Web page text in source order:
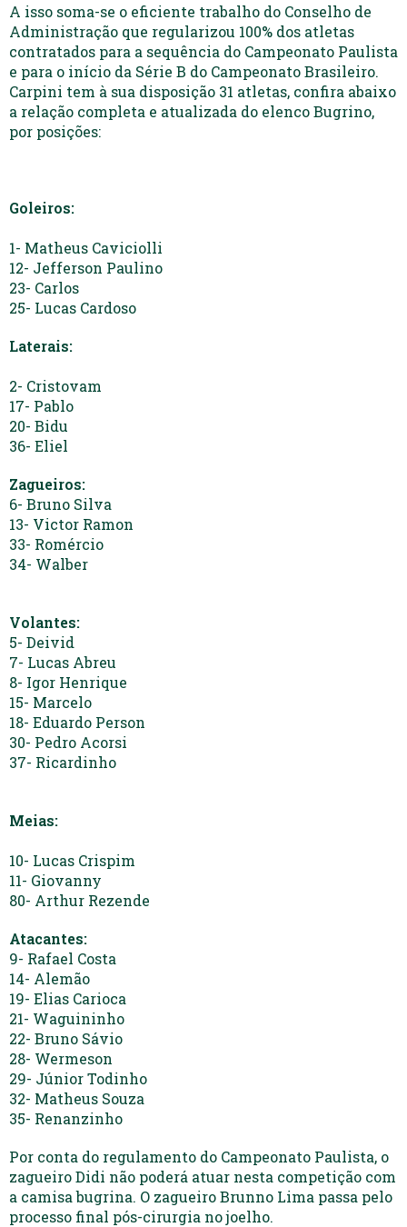
A isso soma-se o eficiente trabalho do Conselho de
Administração que regularizou 100% dos atletas
contratados para a sequência do Campeonato Paulista
e para o início da Série B do Campeonato Brasileiro.
Carpini tem à sua disposição 31 atletas, confira abaixo
a relação completa e atualizada do elenco Bugrino,
por posições:
Goleiros:
1- Matheus Caviciolli
12- Jefferson Paulino
23- Carlos
25- Lucas Cardoso
Laterais:
2- Cristovam
17- Pablo
20- Bidu
36- Eliel
Zagueiros:
6- Bruno Silva
13- Victor Ramon
33- Romércio
34- Walber
Volantes:
5- Deivid
7- Lucas Abreu
8- Igor Henrique
15- Marcelo
18- Eduardo Person
30- Pedro Acorsi
37- Ricardinho
Meias:
10- Lucas Crispim
11- Giovanny
80- Arthur Rezende
Atacantes:
9- Rafael Costa
14- Alemão
19- Elias Carioca
21- Waguininho
22- Bruno Sávio
28- Wermeson
29- Júnior Todinho
32- Matheus Souza
35- Renanzinho
Por conta do regulamento do Campeonato Paulista, o
zagueiro Didi não poderá atuar nesta competição com
a camisa bugrina. O zagueiro Brunno Lima passa pelo
processo final pós-cirurgia no joelho.